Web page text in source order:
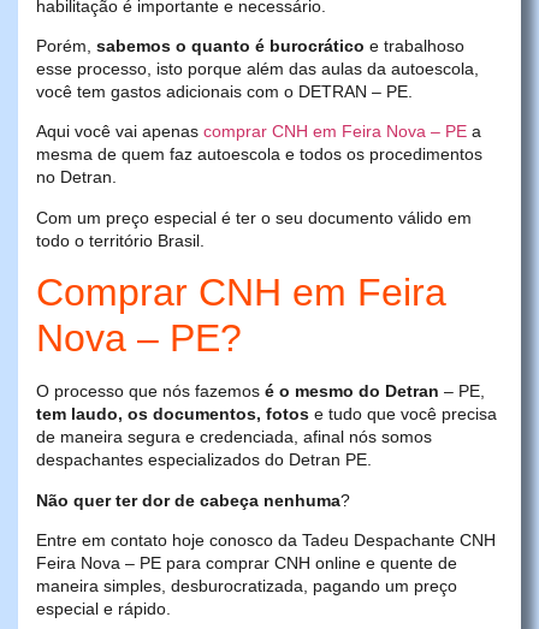
habilitação é importante e necessário.
Porém, sabemos o quanto é burocrático e trabalhoso
esse processo, isto porque além das aulas da autoescola,
você tem gastos adicionais com o DETRAN – PE.
Aqui você vai apenas comprar CNH em Feira Nova – PE a
mesma de quem faz autoescola e todos os procedimentos
no Detran.
Com um preço especial é ter o seu documento válido em
todo o território Brasil.
Comprar CNH em Feira
Nova – PE?
O processo que nós fazemos é o mesmo do Detran – PE,
tem laudo, os documentos, fotos e tudo que você precisa
de maneira segura e credenciada, afinal nós somos
despachantes especializados do Detran PE.
Não quer ter dor de cabeça nenhuma?
Entre em contato hoje conosco da Tadeu Despachante CNH
Feira Nova – PE para comprar CNH online e quente de
maneira simples, desburocratizada, pagando um preço
especial e rápido.